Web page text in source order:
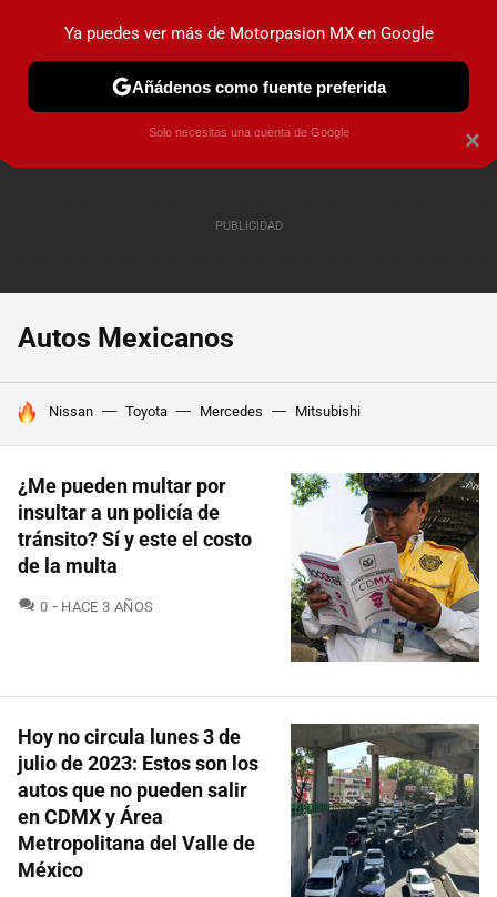
PRUEBAS INDUSTRIA HOY NO CIRCULA
Autos Mexicanos
HOY SE HABLA DE
Nissan Toyota Mercedes Mitsubishi
¿Me pueden multar por
insultar a un policía de
tránsito? Sí y este el costo
de la multa
0 COMENTARIOS
HACE 3 AÑOS
Hoy no circula lunes 3 de
julio de 2023: Estos son los
autos que no pueden salir
en CDMX y Área
Metropolitana del Valle de
México
×
Ya puedes ver más de Motorpasion MX en Google
Añádenos como fuente preferida
Solo necesitas una cuenta de Google